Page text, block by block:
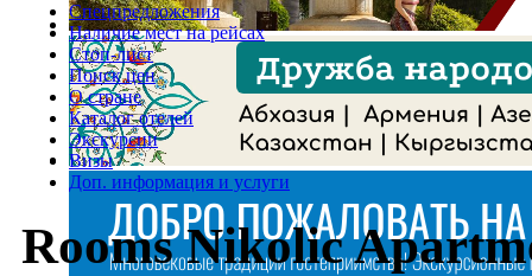
Спецпредложения
Наличие мест на рейсах
Стоп-лист
Поиск цен
О стране
Каталог отелей
Экскурсии
Визы
Доп. информация и услуги
Rooms Nikolic